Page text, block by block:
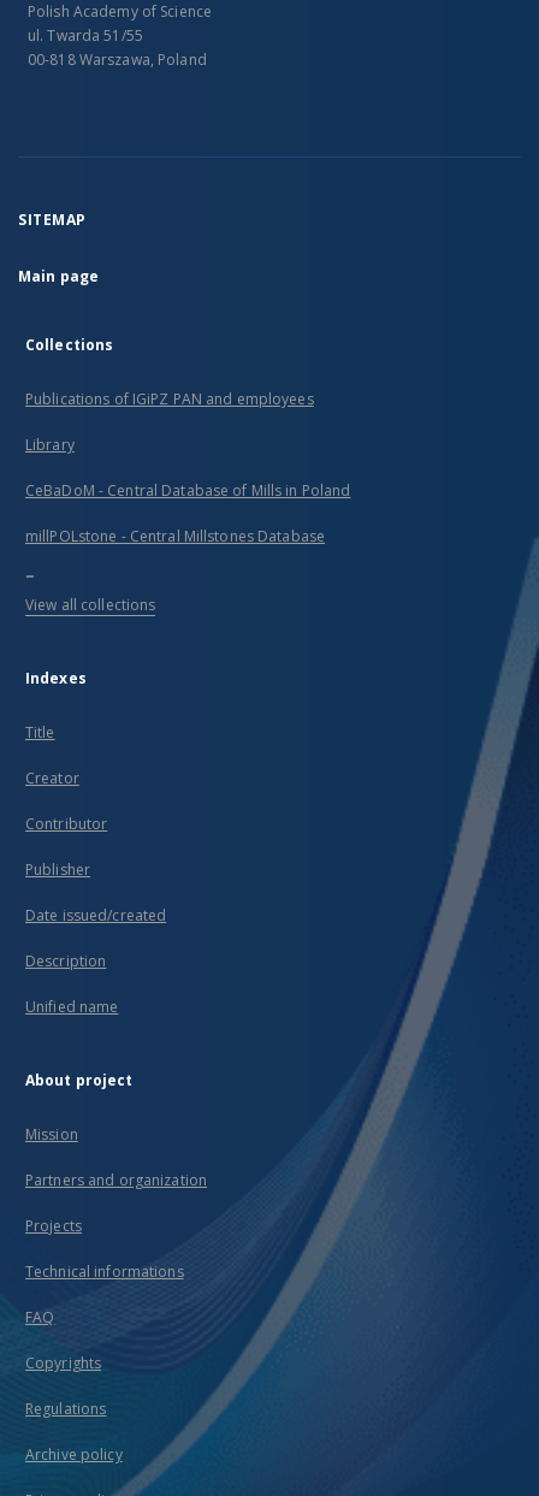
Polish Academy of Science
ul. Twarda 51/55
00-818 Warszawa, Poland
SITEMAP
Main page
Collections
Publications of IGiPZ PAN and employees
Library
CeBaDoM - Central Database of Mills in Poland
millPOLstone - Central Millstones Database
...
View all collections
Indexes
Title
Creator
Contributor
Publisher
Date issued/created
Description
Unified name
About project
Mission
Partners and organization
Projects
Technical informations
FAQ
Copyrights
Regulations
Archive policy